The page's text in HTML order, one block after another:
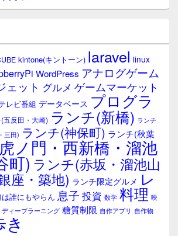
kintone(キントーン) laravel linux
WordPress アナログゲーム
ェット グルメ ゲームマーケット
レビ番組 データベース プログラ
五反田・大崎) ランチ(新橋) ランチ
三田) ランチ(神保町) ランチ(秋葉
ノ門・西新橋・溜池
町) ランチ(赤坂・溜池山
座・築地) ランチ限定グルメ レ
誰にもやらん 息子 投資 数学 料理 映
ィープラーニング 糖質制限 自作アプリ 自作物
き